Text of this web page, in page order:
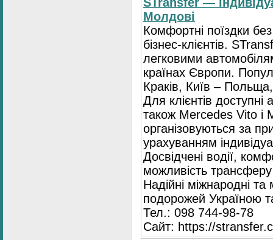
STransfer —
Молдові
Комфортні поїздки
бізнес-клієнтів.
легковими
країнах Європи.
Краків, Київ –
Для клієнтів
також Mercedes Vito і
організовуються за
урахуванням
Досвідчені водії,
можливість трансферу
Надійні міжнародні
подорожей Україною
Тел.: 098 744-98-78
Сайт: https://